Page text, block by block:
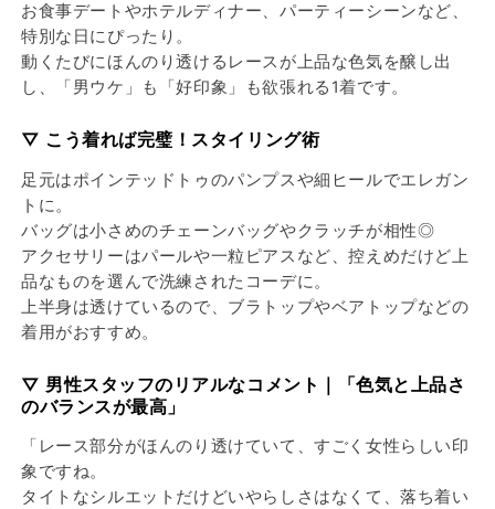
お食事デートやホテルディナー、パーティーシーンなど、
特別な日にぴったり。
動くたびにほんのり透けるレースが上品な色気を醸し出
し、「男ウケ」も「好印象」も欲張れる1着です。
▽ こう着れば完璧！スタイリング術
足元はポインテッドトゥのパンプスや細ヒールでエレガン
トに。
バッグは小さめのチェーンバッグやクラッチが相性◎
アクセサリーはパールや一粒ピアスなど、控えめだけど上
品なものを選んで洗練されたコーデに。
上半身は透けているので、ブラトップやベアトップなどの
着用がおすすめ。
▽ 男性スタッフのリアルなコメント｜「色気と上品さ
のバランスが最高」
「レース部分がほんのり透けていて、すごく女性らしい印
象ですね。
タイトなシルエットだけどいやらしさはなくて、落ち着い